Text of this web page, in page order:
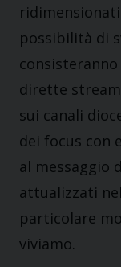
possibilità di
dirette
sui canali
dei focus con
al messaggio
attualizzati
particolare
viviamo.